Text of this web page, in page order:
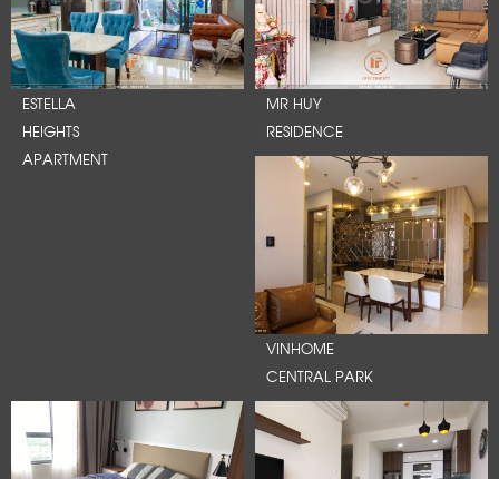
ESTELLA
HEIGHTS
APARTMENT
MR HUY
RESIDENCE
VINHOME
CENTRAL PARK